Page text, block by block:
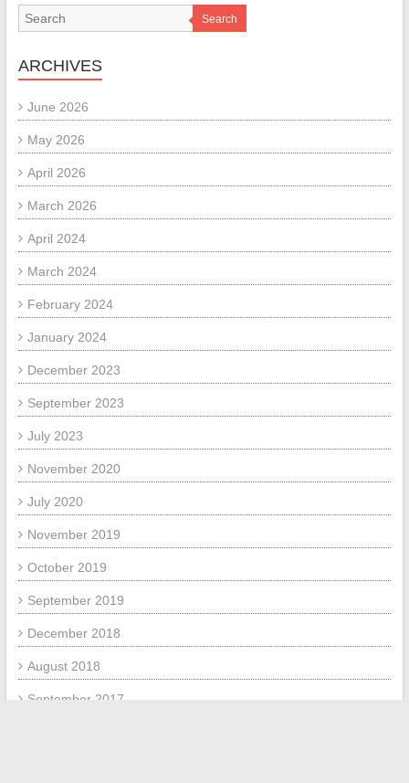
Search
ARCHIVES
June 2026
May 2026
April 2026
March 2026
April 2024
March 2024
February 2024
January 2024
December 2023
September 2023
July 2023
November 2020
July 2020
November 2019
October 2019
September 2019
December 2018
August 2018
September 2017